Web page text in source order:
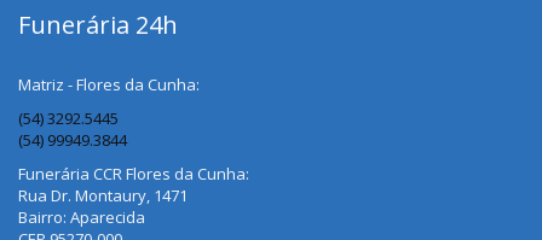
Funerária 24h
Matriz - Flores da Cunha:
(54) 3292.5445
(54) 99949.3844
Funerária CCR Flores da Cunha:
Rua Dr. Montaury, 1471
Bairro: Aparecida